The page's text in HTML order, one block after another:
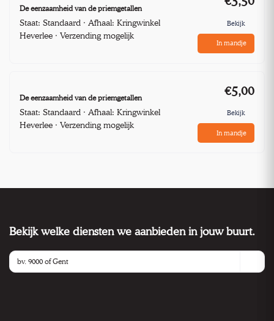
De eenzaamheid van de priemgetallen
Staat: Standaard · Afhaal: Kringwinkel
Heverlee · Verzending mogelijk
Bekijk
In mandje
De eenzaamheid van de priemgetallen
Staat: Standaard · Afhaal: Kringwinkel
Heverlee · Verzending mogelijk
€5,00
Bekijk
In mandje
Bekijk welke diensten we aanbieden in jouw buurt.